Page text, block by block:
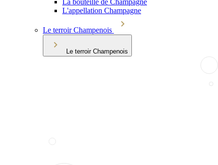
L'appellation Champagne
Le terroir Champenois
Le terroir Champenois